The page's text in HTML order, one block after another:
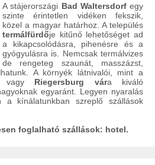
A stájerországi Bad Waltersdorfegy
szinte érintetlen vidéken fekszik,
közel a magyar határhoz. A település
termálfürdője kitűnő lehetőséget ad
a kikapcsolódásra, pihenésre és a
gyógyulásra is. Nemcsak termálvizes
rengeteg szaunát, masszázst,
A környék látnivalói, mint a
Riegersburg vára kiváló
egyaránt. Legyen nyaralás
a kínálatunkban szreplő szállások
foglalható szállások: hotel.